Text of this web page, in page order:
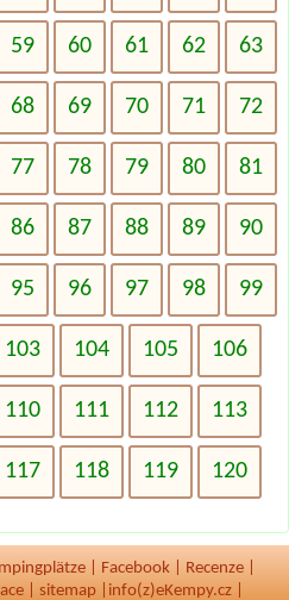
59 60 61 62 63
68 69 70 71 72
77 78 79 80 81
86 87 88 89 90
95 96 97 98 99
103 104 105 106
110 111 112 113
117 118 119 120
Facebook Recenze
sitemap info(z)eKempy.cz |